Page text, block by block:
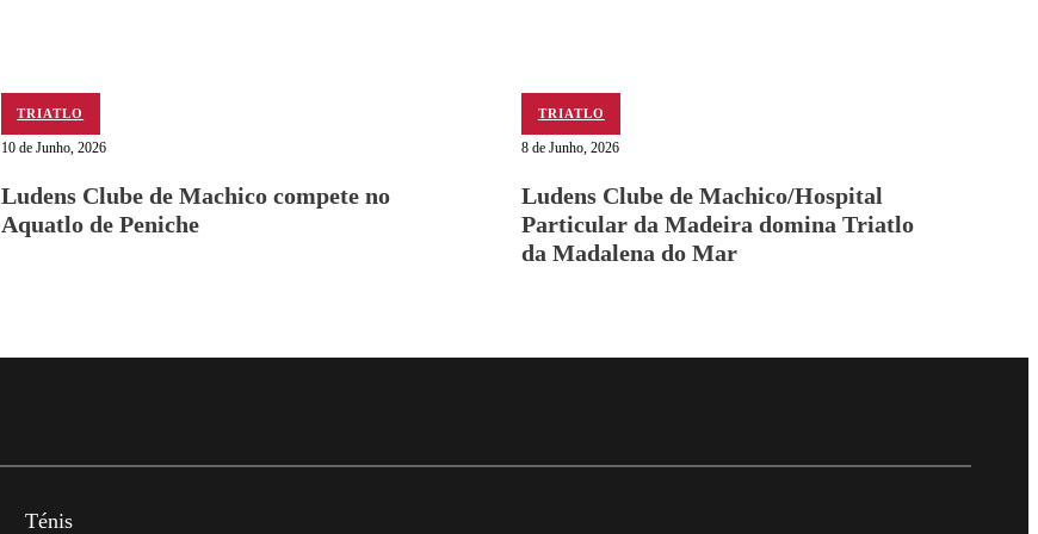
TRIATLO
10 de Junho, 2026
Ludens Clube de Machico compete no
Aquatlo de Peniche
TRIATLO
8 de Junho, 2026
Ludens Clube de Machico/Hospital
Particular da Madeira domina Triatlo
da Madalena do Mar
Ténis